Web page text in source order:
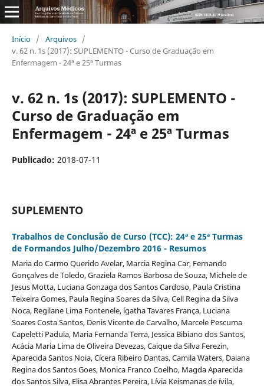
Início / Arquivos /
v. 62 n. 1s (2017): SUPLEMENTO - Curso de Graduação em
Enfermagem - 24ª e 25ª Turmas
v. 62 n. 1s (2017): SUPLEMENTO -
Curso de Graduação em
Enfermagem - 24ª e 25ª Turmas
Publicado: 2018-07-11
SUPLEMENTO
Trabalhos de Conclusão de Curso (TCC): 24ª e 25ª Turmas
de Formandos Julho/Dezembro 2016 - Resumos
Maria do Carmo Querido Avelar, Marcia Regina Car, Fernando
Gonçalves de Toledo, Graziela Ramos Barbosa de Souza, Michele de
Jesus Motta, Luciana Gonzaga dos Santos Cardoso, Paula Cristina
Teixeira Gomes, Paula Regina Soares da Silva, Cell Regina da Silva
Noca, Regilane Lima Fontenele, ígatha Tavares França, Luciana
Soares Costa Santos, Denis Vicente de Carvalho, Marcele Pescuma
Capeletti Padula, Maria Fernanda Terra, Jessica Bibiano dos Santos,
Acácia Maria Lima de Oliveira Devezas, Caique da Silva Ferezin,
Aparecida Santos Noia, Cí­cera Ribeiro Dantas, Camila Waters, Daiana
Regina dos Santos Goes, Monica Franco Coelho, Magda Aparecida
dos Santos Silva, Elisa Abrantes Pereira, Lí­via Keismanas de ívila,